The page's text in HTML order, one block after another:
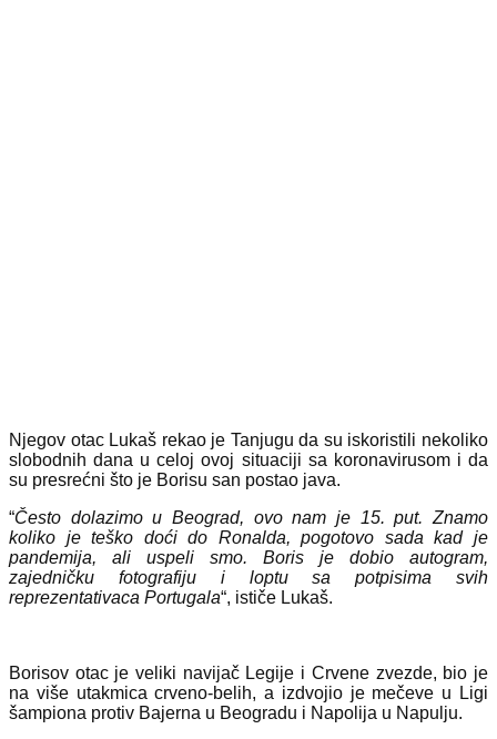
Njegov otac Lukaš rekao je Tanjugu da su iskoristili nekoliko
slobodnih dana u celoj ovoj situaciji sa koronavirusom i da
su presrećni što je Borisu san postao java.
“Često dolazimo u Beograd, ovo nam je 15. put. Znamo
koliko je teško doći do Ronalda, pogotovo sada kad je
pandemija, ali uspeli smo. Boris je dobio autogram,
zajedničku fotografiju i loptu sa potpisima svih
reprezentativaca Portugala“, ističe Lukaš.
Borisov otac je veliki navijač Legije i Crvene zvezde, bio je
na više utakmica crveno-belih, a izdvojio je mečeve u Ligi
šampiona protiv Bajerna u Beogradu i Napolija u Napulju.